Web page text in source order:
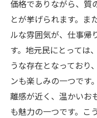
明大前駅の
絶賛される
価格でありながら、質
とが挙げられます。ま
ルな雰囲気が、仕事帰
す。地元民にとっては
うな存在となっており
ンも楽しみの一つです
離感が近く、温かいお
も魅力の一つです。こ